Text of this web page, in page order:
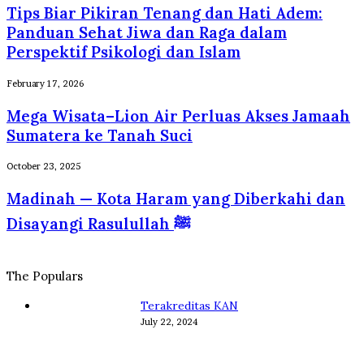
Selalu
Dirindukan
Wisatawan
Pikiran
Tenang
dan
Hati
Adem:
Sehat
Jiwa
dan
Raga
Perspektif
Psikologi
dan
Tips Biar Pikiran Tenang dan Hati Adem:
Panduan Sehat Jiwa dan Raga dalam
Perspektif Psikologi dan Islam
Mega
Lion
Air
Akses
Sumatera
ke
Tanah
February 17, 2026
Mega Wisata–Lion Air Perluas Akses Jamaah
Sumatera ke Tanah Suci
Madinah
Kota
Haram
yang
Disayangi
October 23, 2025
Madinah — Kota Haram yang Diberkahi dan
Disayangi Rasulullah ﷺ
The Populars
Terakreditas KAN
July 22, 2024